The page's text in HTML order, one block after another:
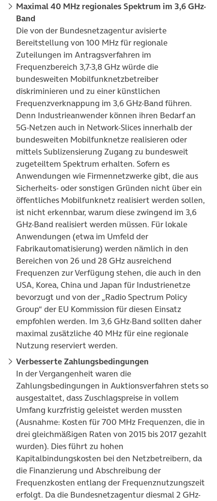
Maximal 40 MHz regionales Spektrum im 3,6 GHz-
Band
Die von der Bundesnetzagentur avisierte
Bereitstellung von 100 MHz für regionale
Zuteilungen im Antragsverfahren im
Frequenzbereich 3,7-3,8 GHz würde die
bundesweiten Mobilfunknetzbetreiber
diskriminieren und zu einer künstlichen
Frequenzverknappung im 3,6 GHz-Band führen.
Denn Industrieanwender können ihren Bedarf an
5G-Netzen auch in Network-Slices innerhalb der
bundesweiten Mobilfunknetze realisieren oder
mittels Sublizensierung Zugang zu bundesweit
zugeteiltem Spektrum erhalten. Sofern es
Anwendungen wie Firmennetzwerke gibt, die aus
Sicherheits- oder sonstigen Gründen nicht über ein
öffentliches Mobilfunknetz realisiert werden sollen,
ist nicht erkennbar, warum diese zwingend im 3,6
GHz-Band realisiert werden müssen. Für lokale
Anwendungen (etwa im Umfeld der
Fabrikautomatisierung) werden nämlich in den
Bereichen von 26 und 28 GHz ausreichend
Frequenzen zur Verfügung stehen, die auch in den
USA, Korea, China und Japan für Industrienetze
bevorzugt und von der „Radio Spectrum Policy
Group“ der EU Kommission für diesen Einsatz
empfohlen werden. Im 3,6 GHz-Band sollten daher
maximal zusätzliche 40 MHz für eine regionale
Nutzung reserviert werden.
Verbesserte Zahlungsbedingungen
In der Vergangenheit waren die
Zahlungsbedingungen in Auktionsverfahren stets so
ausgestaltet, dass Zuschlagspreise in vollem
Umfang kurzfristig geleistet werden mussten
(Ausnahme: Kosten für 700 MHz Frequenzen, die in
drei gleichmäßigen Raten von 2015 bis 2017 gezahlt
wurden). Dies führt zu hohen
Kapitalbindungskosten bei den Netzbetreibern, da
die Finanzierung und Abschreibung der
Frequenzkosten entlang der Frequenznutzungszeit
erfolgt. Da die Bundesnetzagentur diesmal 2 GHz-